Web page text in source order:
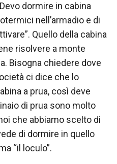
dormire in cabina
nell’armadio e di
Quello della cabina
risolvere a monte
Bisogna chiedere dove
ci dice che lo
a prua, così deve
di prua sono molto
che abbiamo scelto di
di dormire in quello
“il loculo”.